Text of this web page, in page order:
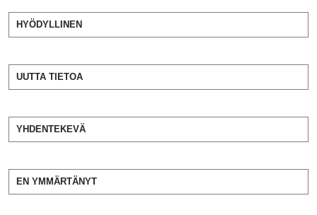
HYÖDYLLINEN
UUTTA TIETOA
YHDENTEKEVÄ
EN YMMÄRTÄNYT